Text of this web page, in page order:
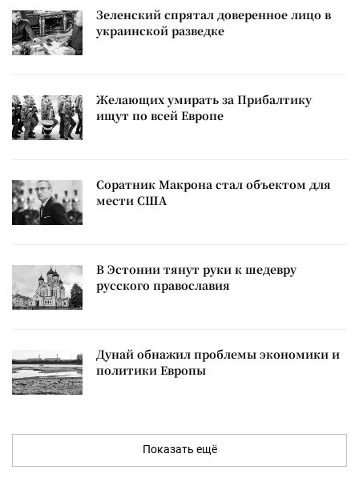
Зеленский спрятал доверенное лицо в
украинской разведке
Желающих умирать за Прибалтику
ищут по всей Европе
Соратник Макрона стал объектом для
мести США
В Эстонии тянут руки к шедевру
русского православия
Дунай обнажил проблемы экономики и
политики Европы
Показать ещё